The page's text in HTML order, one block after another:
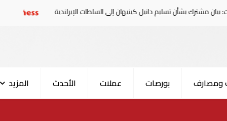
تسليم دانيل كينيهان إلى السلطات الإيرلندية سوريا تدين
ومصارف بورصات عملات الأحدث
المزيد